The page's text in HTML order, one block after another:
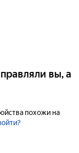
вы, а
похожи на